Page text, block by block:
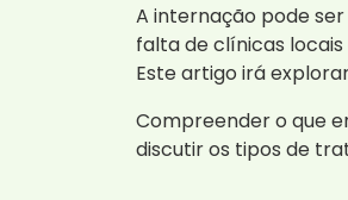
A internação pode
falta de clínicas
Este artigo irá
Compreender o que
discutir os tipos de